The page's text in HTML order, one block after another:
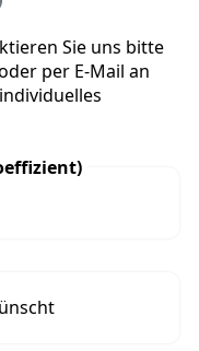
Sie uns bitte
per E-Mail an